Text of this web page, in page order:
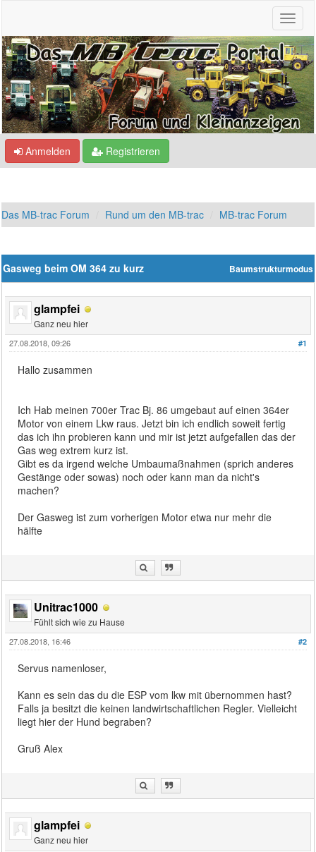
Anmelden Registrieren
Das MB-trac Forum Rund um den MB-trac MB-trac Forum
Baumstrukturmodus
Gasweg beim OM 364 zu kurz
glampfei
Ganz neu hier
#1
27.08.2018, 09:26
Hallo zusammen
Ich Hab meinen 700er Trac Bj. 86 umgebaut auf einen 364er
Motor von einem Lkw raus. Jetzt bin ich endlich soweit fertig
das ich ihn probieren kann und mir ist jetzt aufgefallen das der
Gas weg extrem kurz ist.
Gibt es da irgend welche Umbaumaßnahmen (sprich anderes
Gestänge oder sowas) noch oder kann man da nicht's
machen?
Der Gasweg ist zum vorherigen Motor etwa nur mehr die
hälfte
Unitrac1000
Fühlt sich wie zu Hause
#2
27.08.2018, 16:46
Servus namenloser,
Kann es sein das du die ESP vom lkw mit übernommen hast?
Falls ja besitzt die keinen landwirtschaftlichen Regler. Vielleicht
liegt hier der Hund begraben?
Gruß Alex
glampfei
Ganz neu hier